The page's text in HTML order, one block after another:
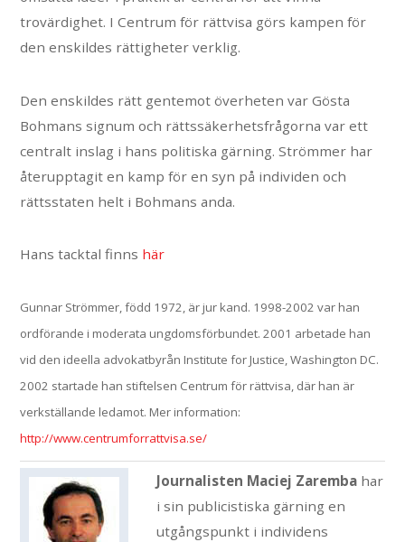
trovärdighet. I Centrum för rättvisa görs kampen för
den enskildes rättigheter verklig.
Den enskildes rätt gentemot överheten var Gösta
Bohmans signum och rättssäkerhetsfrågorna var ett
centralt inslag i hans politiska gärning. Strömmer har
återupptagit en kamp för en syn på individen och
rättsstaten helt i Bohmans anda.
Hans tacktal finns här
Gunnar Strömmer, född 1972, är jur kand. 1998-2002 var han
ordförande i moderata ungdomsförbundet. 2001 arbetade han
vid den ideella advokatbyrån Institute for Justice, Washington DC.
2002 startade han stiftelsen Centrum för rättvisa, där han är
verkställande ledamot. Mer information:
http://www.centrumforrattvisa.se/
Journalisten Maciej Zarembahar
i sin publicistiska gärning en
utgångspunkt i individens